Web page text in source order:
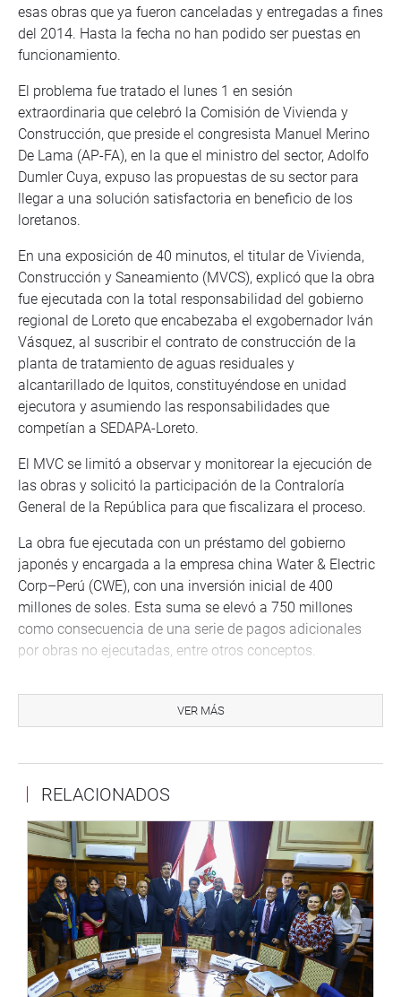
esas obras que ya fueron canceladas y entregadas a fines
del 2014. Hasta la fecha no han podido ser puestas en
funcionamiento.
El problema fue tratado el lunes 1 en sesión
extraordinaria que celebró la Comisión de Vivienda y
Construcción, que preside el congresista Manuel Merino
De Lama (AP-FA), en la que el ministro del sector, Adolfo
Dumler Cuya, expuso las propuestas de su sector para
llegar a una solución satisfactoria en beneficio de los
loretanos.
En una exposición de 40 minutos, el titular de Vivienda,
Construcción y Saneamiento (MVCS), explicó que la obra
fue ejecutada con la total responsabilidad del gobierno
regional de Loreto que encabezaba el exgobernador Iván
Vásquez, al suscribir el contrato de construcción de la
planta de tratamiento de aguas residuales y
alcantarillado de Iquitos, constituyéndose en unidad
ejecutora y asumiendo las responsabilidades que
competían a SEDAPA-Loreto.
El MVC se limitó a observar y monitorear la ejecución de
las obras y solicitó la participación de la Contraloría
General de la República para que fiscalizara el proceso.
La obra fue ejecutada con un préstamo del gobierno
japonés y encargada a la empresa china Water & Electric
Corp–Perú (CWE), con una inversión inicial de 400
millones de soles. Esta suma se elevó a 750 millones
como consecuencia de una serie de pagos adicionales
por obras no ejecutadas, entre otros conceptos.
hiciera el actual gobernador de la región Loreto, Fernando
Meléndez Celis, quien también participó en la sesión de la
No obstante ello, el MVCS y el GR de Loreto contrataron
un especialista internacional, a inicios del año pasado,
quien confirmó que la planta de tratamiento funciona
solo en un 14 % de su capacidad debido a que las
cámaras de bombeo de las aguas servidas son
insuficientes para cubrir la capacidad de la planta.
Esto hace que las aguas servidas deriven directamente en
el río Nanay e inunden la ciudad cada vez que llueve,
como ya ha ocurrido en anteriores oportunidades.
VER MÁS
RELACIONADOS